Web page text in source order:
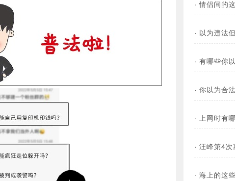
·情侣间的
· 以为违法
· 有哪些你
· 你以为合
· 上网时有
· 汪峰第4次
· 海上的这